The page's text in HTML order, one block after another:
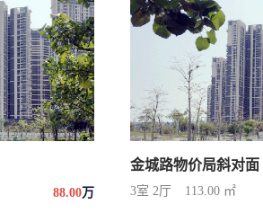
88.00万
金城路物价局斜对面
3室 2厅 113.00 ㎡